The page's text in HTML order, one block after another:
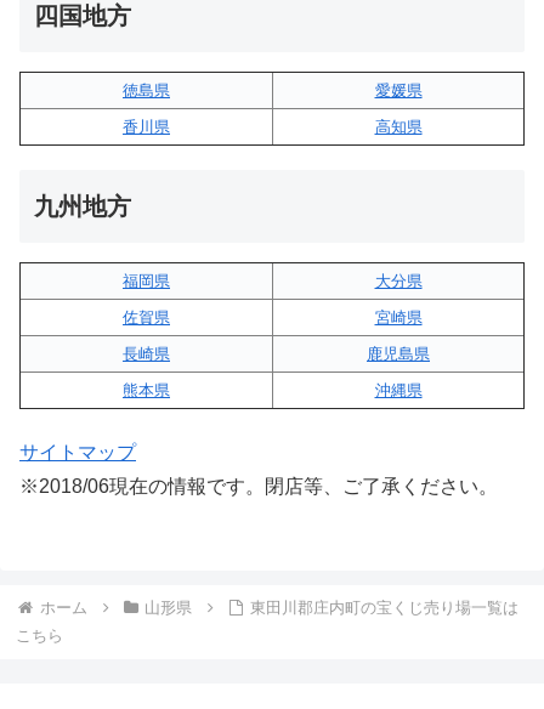
四国地方
徳島県
愛媛県
香川県
高知県
九州地方
福岡県
大分県
佐賀県
宮崎県
長崎県
鹿児島県
熊本県
沖縄県
サイトマップ
※2018/06現在の情報です。閉店等、ご了承ください。
ホーム 山形県
東田川郡庄内町の宝くじ売り場一覧は
こちら